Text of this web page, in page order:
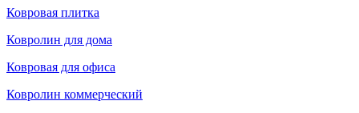
Ковровая плитка
Ковролин для дома
Ковровая для офиса
Ковролин коммерческий